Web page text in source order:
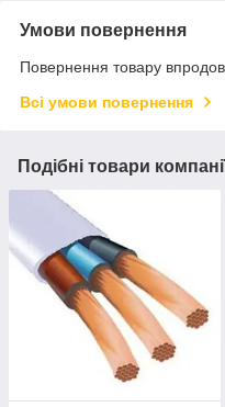
Умови повернення
Повернення товару
Всі умови повернення
Подібні товари